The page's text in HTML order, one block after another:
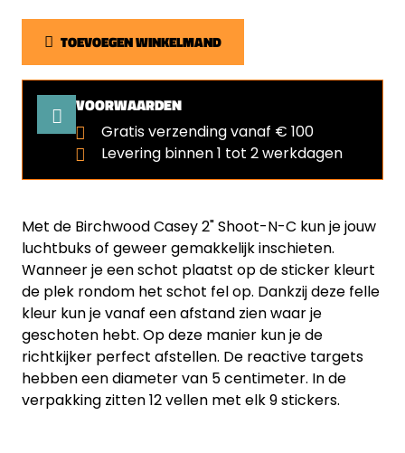
Met de Birchwood Casey 2" Shoot-N-C kun je jouw
luchtbuks of geweer gemakkelijk inschieten.
Wanneer je een schot plaatst op de sticker kleurt
de plek rondom het schot fel op. Dankzij deze felle
kleur kun je vanaf een afstand zien waar je
geschoten hebt. Op deze manier kun je de
richtkijker perfect afstellen. De reactive targets
hebben een diameter van 5 centimeter. In de
verpakking zitten 12 vellen met elk 9 stickers.
TOEVOEGEN WINKELMAND
VOORWAARDEN
Gratis verzending vanaf € 100
Levering binnen 1 tot 2 werkdagen